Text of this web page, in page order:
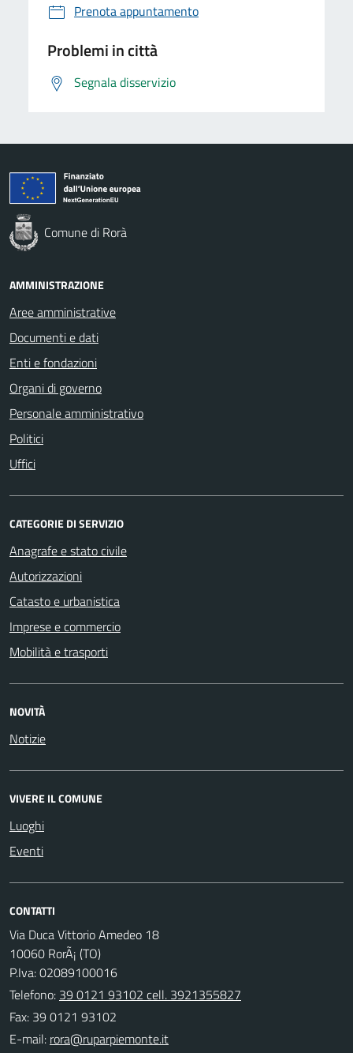
Prenota appuntamento
Problemi in città
Segnala disservizio
Comune di Rorà
AMMINISTRAZIONE
Aree amministrative
Documenti e dati
Enti e fondazioni
Organi di governo
Personale amministrativo
Politici
Uffici
CATEGORIE DI SERVIZIO
Anagrafe e stato civile
Autorizzazioni
Catasto e urbanistica
Imprese e commercio
Mobilità e trasporti
NOVITÀ
Notizie
VIVERE IL COMUNE
Luoghi
Eventi
CONTATTI
Via Duca Vittorio Amedeo 18
10060 RorÃ¡ (TO)
P.Iva: 02089100016
Telefono: 39 0121 93102 cell. 3921355827
Fax: 39 0121 93102
E-mail: